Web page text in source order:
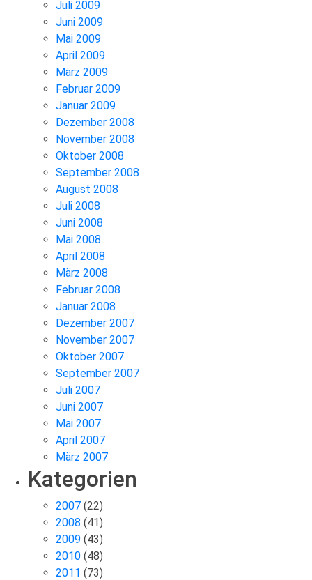
Juli 2009
Juni 2009
Mai 2009
April 2009
März 2009
Februar 2009
Januar 2009
Dezember 2008
November 2008
Oktober 2008
September 2008
August 2008
Juli 2008
Juni 2008
Mai 2008
April 2008
März 2008
Februar 2008
Januar 2008
Dezember 2007
November 2007
Oktober 2007
September 2007
Juli 2007
Juni 2007
Mai 2007
April 2007
März 2007
Kategorien
2007 (22)
2008 (41)
2009 (43)
2010 (48)
2011 (73)